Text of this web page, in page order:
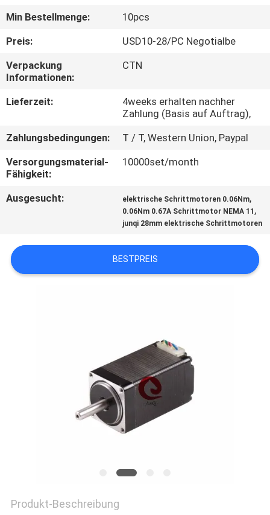
QUALITÄTSKONTROLLE
KONTAKT
MIT
UNS
NEUIGKEITEN
BITTE UM
EIN
SITEMAP
Min Bestellmenge:
10pcs
Preis:
USD10-28/PC Negotialbe
Verpackung
Informationen:
CTN
Lieferzeit:
4weeks erhalten nachher
Zahlung (Basis auf Auftrag),
Zahlungsbedingungen:
T / T, Western Union, Paypal
Versorgungsmaterial-
Fähigkeit:
10000set/month
Ausgesucht: elektrische Schrittmotoren 0.06Nm,
0.06Nm 0.67A Schrittmotor NEMA 11 ,
junqi 28mm elektrische Schrittmotoren
BESTPREIS
Produkt-Beschreibung